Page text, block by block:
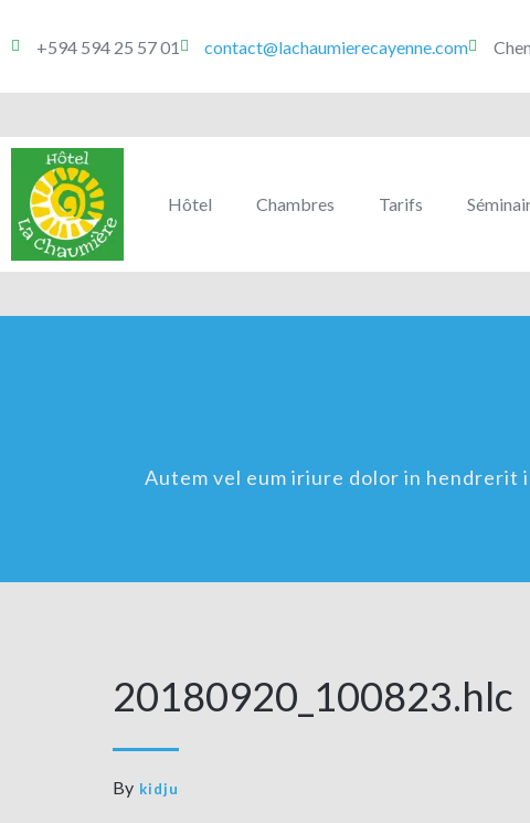
+594 594 25 57 01 contact@lachaumierecayenne.com
Hôtel Chambres Tarifs
Autem vel eum iriure dolor in hendrerit
20180920_100823.hlc
By kidju